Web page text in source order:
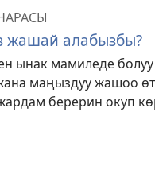
жашай алабызбы?
ынак мамиледе болуу
маңыздуу жашоо
берерин окуп